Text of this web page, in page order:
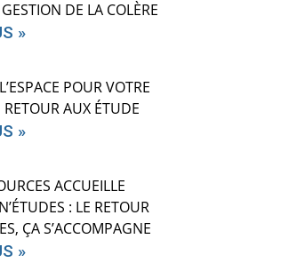
DE LA COLÈRE
»
POUR VOTRE
RETOUR AUX ÉTUDE
»
ACCUEILLE
: LE RETOUR
ÇA S’ACCOMPAGNE
»